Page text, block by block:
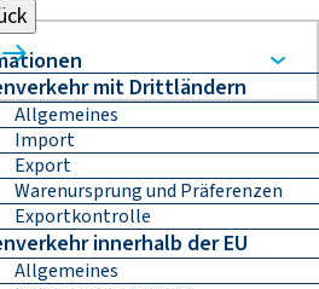
mit Drittländern
Allgemeines
Import
Export
Warenursprung und Präferenzen
Exportkontrolle
innerhalb der EU
Allgemeines